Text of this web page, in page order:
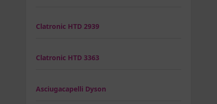
Clatronic HTD 2939
Clatronic HTD 3363
Asciugacapelli Dyson